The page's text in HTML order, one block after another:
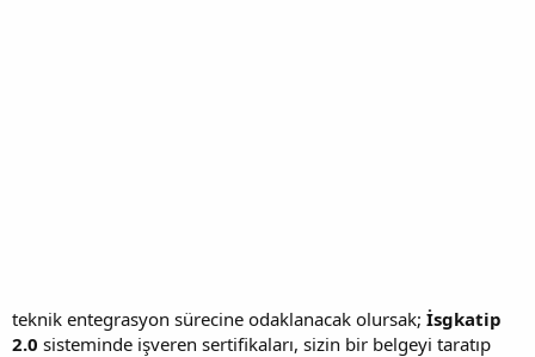
teknik entegrasyon sürecine odaklanacak olursak; İsgkatip
2.0 sisteminde işveren sertifikaları, sizin bir belgeyi taratıp